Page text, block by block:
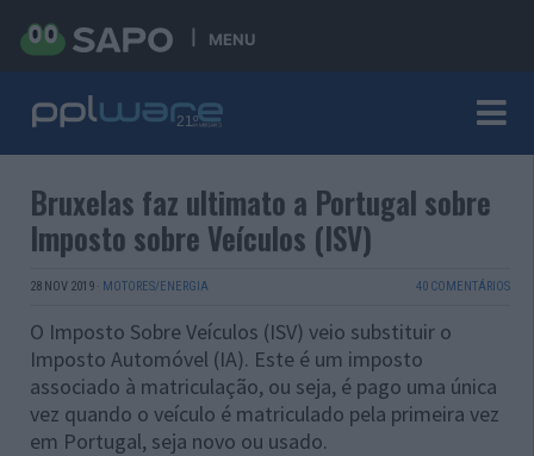
MENU
Bruxelas faz ultimato a Portugal sobre
Imposto sobre Veículos (ISV)
28 NOV 2019 · MOTORES/ENERGIA 40 COMENTÁRIOS
O Imposto Sobre Veículos (ISV) veio substituir o
Imposto Automóvel (IA). Este é um imposto
associado à matriculação, ou seja, é pago uma única
vez quando o veículo é matriculado pela primeira vez
em Portugal, seja novo ou usado.